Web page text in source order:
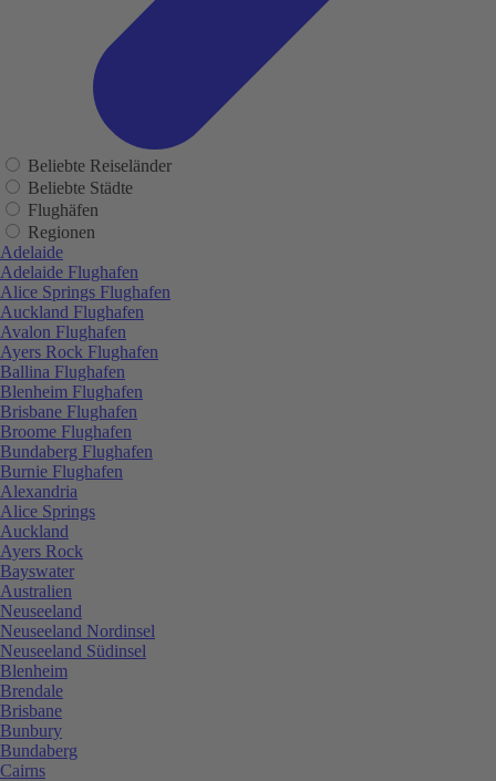
Beliebte Reiseländer
Beliebte Städte
Flughäfen
Regionen
Adelaide
Adelaide Flughafen
Alice Springs Flughafen
Auckland Flughafen
Avalon Flughafen
Ayers Rock Flughafen
Ballina Flughafen
Blenheim Flughafen
Brisbane Flughafen
Broome Flughafen
Bundaberg Flughafen
Burnie Flughafen
Alexandria
Alice Springs
Auckland
Ayers Rock
Bayswater
Australien
Neuseeland
Neuseeland Nordinsel
Neuseeland Südinsel
Blenheim
Brendale
Brisbane
Bunbury
Bundaberg
Cairns